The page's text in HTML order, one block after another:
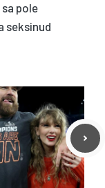
pole
seksinud